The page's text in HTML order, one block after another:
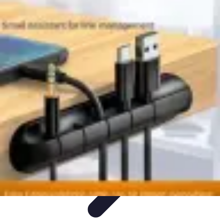
Soluciones Solares
Evaluación y FinanciamientoGuía de Instalación
de Sistemas Solares
Beneficios y Ahorro
Soluciones Solares